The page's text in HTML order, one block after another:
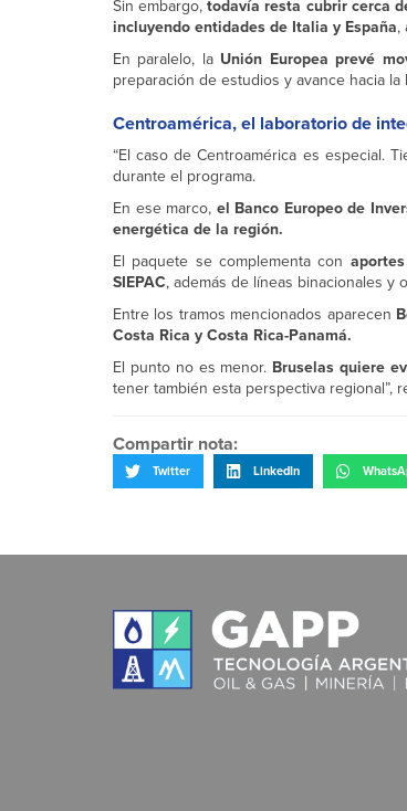
Sin embargo,todavía resta cubrir cerca
incluyendo entidades de Italia y España,
En paralelo, la Unión Europea prevé
preparación de estudios y avance hacia
Centroamérica, el laboratorio de
“El caso de Centroamérica es especial.
durante el programa.
En ese marco, el Banco Europeo de
energética de la región.
El paquete se complementa con
SIEPAC, además de líneas binacionales y
Entre los tramos mencionados aparecen
Costa Rica y Costa Rica-Panamá.
El punto no es menor. Bruselas quiere
tener también esta perspectiva regional”,
Compartir nota:
Twitter LinkedIn